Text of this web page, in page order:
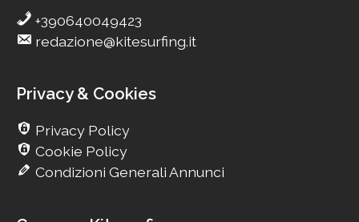
+390640049423
redazione@kitesurfing.it
Privacy & Cookies
Privacy Policy
Cookie Policy
Condizioni Generali Annunci